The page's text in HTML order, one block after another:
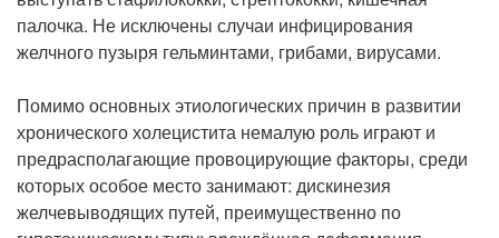
палочка. Не исключены случаи инфицирования
желчного пузыря гельминтами, грибами, вирусами.
Помимо основных этиологических причин в развитии
хронического холецистита немалую роль играют и
предрасполагающие провоцирующие факторы, среди
которых особое место занимают: дискинезия
желчевыводящих путей, преимущественно по